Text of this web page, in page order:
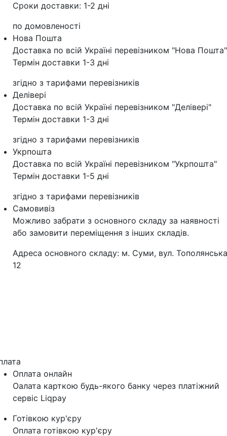
Сроки доставки: 1-2 дні
по домовленості
Нова Пошта
Доставка по всій Україні перевізником "Нова Пошта"
Термін доставки 1-3 дні
згідно з тарифами перевізників
Делівері
Доставка по всій Україні перевізником "Делівері"
Термін доставки 1-3 дні
згідно з тарифами перевізників
Укрпошта
Доставка по всій Україні перевізником "Укрпошта"
Термін доставки 1-5 дні
згідно з тарифами перевізників
Самовивіз
Можливо забрати з основного складу за наявності
або замовити переміщення з інших складів.
Адреса основного складу: м. Суми, вул.
12
Оплата онлайн
Оалата карткою будь-якого банку через платіжний
сервіс Liqpay
Готівкою кур'єру
Оплата готівкою кур'єру